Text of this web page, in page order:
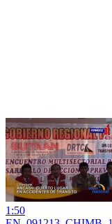
1:50